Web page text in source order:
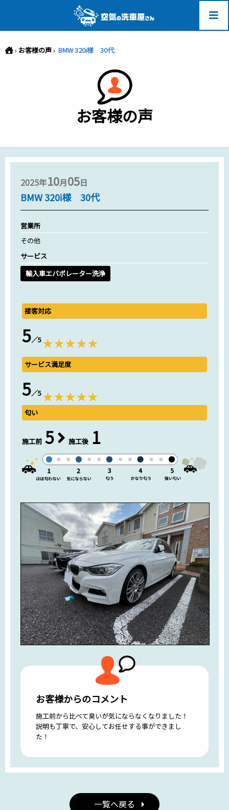
› お客様の声› BMW 320i様 30代
お客様の声
2025年10月05日
BMW 320i様 30代
営業所
その他
サービス
輸入車エバポレーター洗浄
接客対応
5／5
サービス満足度
5／5
匂い
施工前 5 施工後 1
お客様からのコメント
施工前から比べて臭いが気にならなくなりました！
説明も丁寧で、安心してお任せする事ができまし
た！
一覧へ戻る